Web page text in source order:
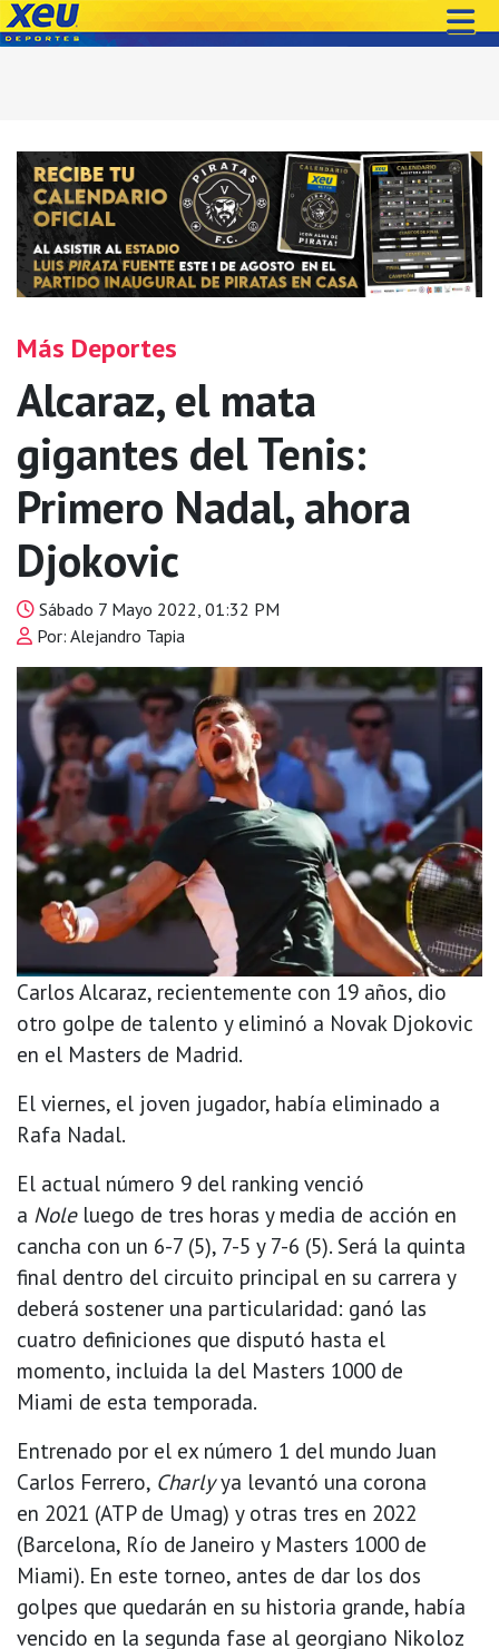
Más Deportes
Alcaraz, el mata
gigantes del Tenis:
Primero Nadal, ahora
Djokovic
Sábado 7 Mayo 2022, 01:32 PM
Por: Alejandro Tapia
Carlos Alcaraz, recientemente con 19 años, dio
otro golpe de talento y eliminó a Novak Djokovic
en el Masters de Madrid.
El viernes, el joven jugador, había eliminado a
Rafa Nadal.
El actual número 9 del ranking venció
a Noleluego de tres horas y media de acción en
cancha con un 6-7 (5), 7-5 y 7-6 (5). Será la quinta
final dentro del circuito principal en su carrera y
deberá sostener una particularidad: ganó las
cuatro definiciones que disputó hasta el
momento, incluida la del Masters 1000 de
Miami de esta temporada.
Entrenado por el ex número 1 del mundo Juan
Carlos Ferrero, Charlyya levantó una corona
en 2021 (ATP de Umag) y otras tres en 2022
(Barcelona, Río de Janeiro y Masters 1000 de
Miami). En este torneo, antes de dar los dos
golpes que quedarán en su historia grande, había
vencido en la segunda fase al georgiano Nikoloz